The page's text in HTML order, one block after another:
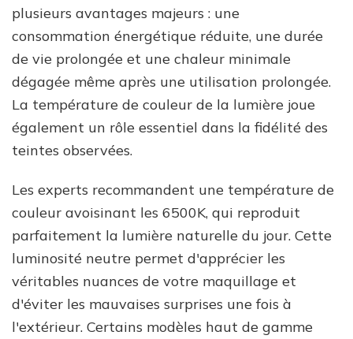
plusieurs avantages majeurs : une
consommation énergétique réduite, une durée
de vie prolongée et une chaleur minimale
dégagée même après une utilisation prolongée.
La température de couleur de la lumière joue
également un rôle essentiel dans la fidélité des
teintes observées.
Les experts recommandent une température de
couleur avoisinant les 6500K, qui reproduit
parfaitement la lumière naturelle du jour. Cette
luminosité neutre permet d'apprécier les
véritables nuances de votre maquillage et
d'éviter les mauvaises surprises une fois à
l'extérieur. Certains modèles haut de gamme